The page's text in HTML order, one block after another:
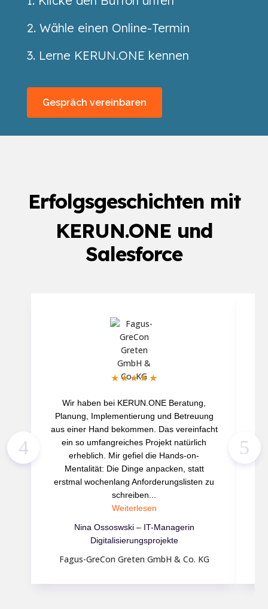
2. Wähle einen Online-Termin
3. Lerne KERUN.ONE kennen
Gespräch vereinbaren
Erfolgsgeschichten mit
KERUN.ONE und
Salesforce
★★★★★
Wir haben bei KERUN.ONE Beratung,
Planung, Implementierung und Betreuung
aus einer Hand bekommen. Das vereinfacht
ein so umfangreiches Projekt natürlich
erheblich. Mir gefiel die Hands-on-
Mentalität: Die Dinge anpacken, statt
erstmal wochenlang Anforderungslisten zu
schreiben...
Weiterlesen
Nina Ossoswski – IT-Managerin
Digitalisierungsprojekte
Fagus-GreCon Greten GmbH & Co. KG